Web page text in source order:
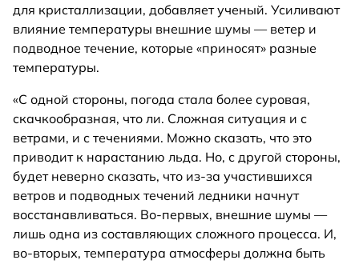
для кристаллизации, добавляет ученый. Усиливают
влияние температуры внешние шумы — ветер и
подводное течение, которые «приносят» разные
температуры.
«С одной стороны, погода стала более суровая,
скачкообразная, что ли. Сложная ситуация и с
ветрами, и с течениями. Можно сказать, что это
приводит к нарастанию льда. Но, с другой стороны,
будет неверно сказать, что из-за участившихся
ветров и подводных течений ледники начнут
восстанавливаться. Во-первых, внешние шумы —
лишь одна из составляющих сложного процесса. И,
во-вторых, температура атмосферы должна быть